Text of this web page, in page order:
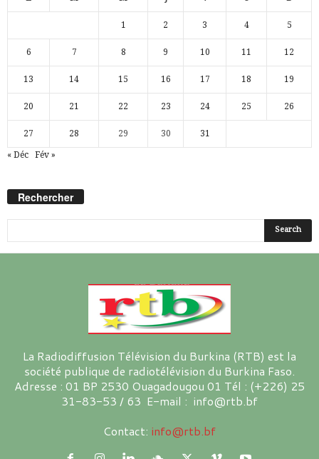
1 2 3 4 5
6 7 8 9 10 11 12
13 14 15 16 17 18 19
20 21 22 23 24 25 26
27 28 29 30 31
« Déc Fév »
Rechercher
La Radiodiffusion Télévision du Burkina (RTB) est la
société publique de radiotélévision du Burkina Faso.
Adresse : 01 BP 2530 Ouagadougou 01 Tél : (+226) 25
31-83-53 / 63 E-mail : info@rtb.bf
Contact: info@rtb.bf